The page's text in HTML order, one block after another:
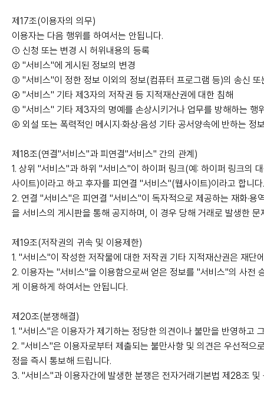
제17조(이용자의 의무)
이용자는 다음 행위를 하여서는 안됩니다.
① 신청 또는 변경 시 허위내용의 등록
② "서비스"에 게시된 정보의 변경
③ "서비스"이 정한 정보 이외의 정보(컴퓨터 프로그램 등)의 송신 또
④ "서비스" 기타 제3자의 저작권 등 지적재산권에 대한 침해
⑤ "서비스" 기타 제3자의 명예를 손상시키거나 업무를 방해하는 행
⑥ 외설 또는 폭력적인 메시지·화상·음성 기타 공서양속에 반하는 정
제18조(연결"서비스"과 피연결"서비스" 간의 관계)
1. 상위 "서비스"과 하위 "서비스"이 하이퍼 링크(예: 하이퍼 링크의
사이트)이라고 하고 후자를 피연결 "서비스"(웹사이트)이라고 합니다.
2. 연결 "서비스"은 피연결 "서비스"이 독자적으로 제공하는 재화·
을 서비스의 게시판을 통해 공지하며, 이 경우 당해 거래로 발생한
제19조(저작권의 귀속 및 이용제한)
1. "서비스"이 작성한 저작물에 대한 저작권 기타 지적재산권은 재단
2. 이용자는 "서비스"을 이용함으로써 얻은 정보를 "서비스"의 사전
게 이용하게 하여서는 안됩니다.
제20조(분쟁해결)
1. "서비스"은 이용자가 제기하는 정당한 의견이나 불만을 반영하고
2. "서비스"은 이용자로부터 제출되는 불만사항 및 의견은 우선적으
정을 즉시 통보해 드립니다.
3. "서비스"과 이용자간에 발생한 분쟁은 전자거래기본법 제28조